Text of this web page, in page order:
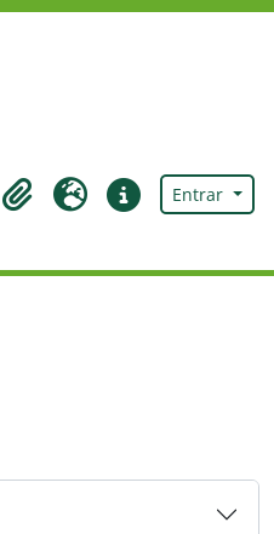
Área de transferência
Idioma Ligações rápidas
Entrar